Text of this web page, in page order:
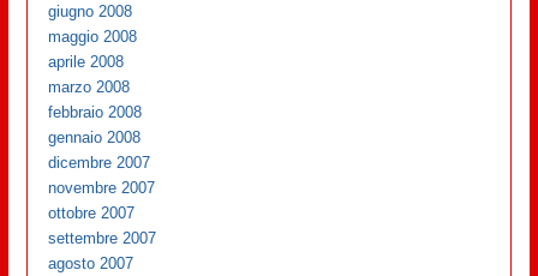
giugno 2008
maggio 2008
aprile 2008
marzo 2008
febbraio 2008
gennaio 2008
dicembre 2007
novembre 2007
ottobre 2007
settembre 2007
agosto 2007